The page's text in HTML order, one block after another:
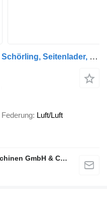
Mercedes-Benz 2633 Econic, Schörling, Seitenlader, Klima
Federung Luft/Luft
alga Nutzfahrzeug- und Baumaschinen GmbH & Co. KG